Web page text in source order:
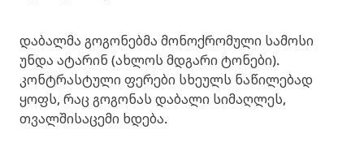
დაბალმა გოგონებმა მონოქრომული სამოსი
უნდა ატარინ (ახლოს მდგარი ტონები).
კონტრასტული ფერები სხეულს ნაწილებად
ყოფს, რაც გოგონას დაბალი სიმაღლეს,
თვალშისაცემი ხდება.